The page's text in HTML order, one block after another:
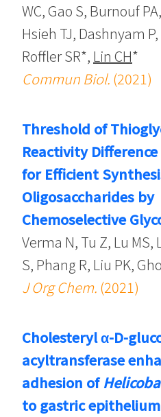
WC, Gao S, Burnouf
Hsieh TJ, Dashnyam
Roffler SR*, Lin CH*
Commun Biol. (2021)
Threshold of
Reactivity
for Efficient
Oligosaccharides by
Chemoselective
Verma N, Tu Z, Lu MS,
S, Phang R, Liu PK,
J Org Chem. (2021)
Cholesteryl α-D-
acyltransferase
adhesion of
to gastric